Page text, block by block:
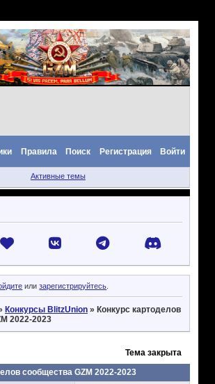
Правила Поиск Регистрация Войти
Активные темы
илизарегистрируйтесь
Конкурсы BlitzUnion » Конкурс картоделов
2022-2023
сообщества GZM 2022-2023
Тема закрыта